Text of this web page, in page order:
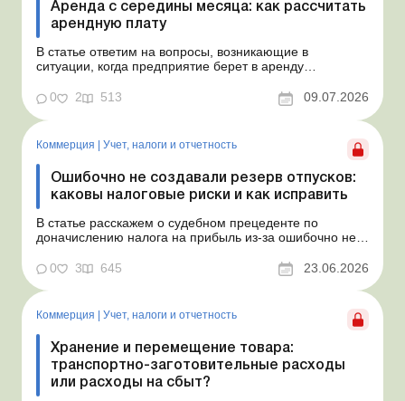
Аренда с середины месяца: как рассчитать
арендную плату
В статье ответим на вопросы, возникающие в
ситуации, когда предприятие берет в аренду
действовать с середины месяца. Предприятие
арендует у физлица автомобиль с 15.07.2026.
Согласно условиям договора арендная плата
составляет 4 000 грн в месяц. Возн...
0 2 513 09.07.2026
Коммерция | Учет, налоги и отчетность
Ошибочно не создавали резерв отпусков:
каковы налоговые риски и как исправить
В статье расскажем о судебном прецеденте по
доначислению налога на прибыль из-за ошибочно не
рекомендации, как минимизировать налоговые риски.
Проблемные расходы: налоговые риски и судебная
практика Понимаем ваши волнения в связи с
ошибочным несоздан...
0 3 645 23.06.2026
Коммерция | Учет, налоги и отчетность
Хранение и перемещение товара:
транспортно-заготовительные расходы
или расходы на сбыт?